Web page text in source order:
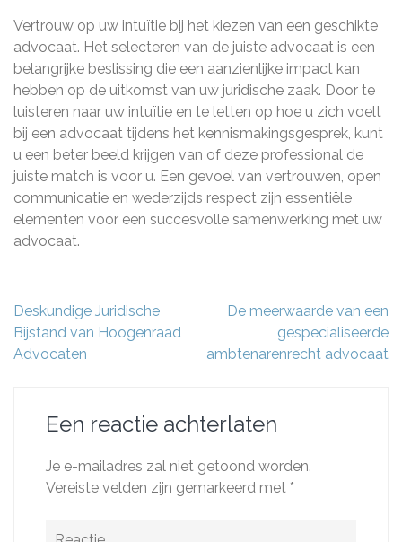
Vertrouw op uw intuïtie bij het kiezen van een geschikte
advocaat. Het selecteren van de juiste advocaat is een
belangrijke beslissing die een aanzienlijke impact kan
hebben op de uitkomst van uw juridische zaak. Door te
luisteren naar uw intuïtie en te letten op hoe u zich voelt
bij een advocaat tijdens het kennismakingsgesprek, kunt
u een beter beeld krijgen van of deze professional de
juiste match is voor u. Een gevoel van vertrouwen, open
communicatie en wederzijds respect zijn essentiële
elementen voor een succesvolle samenwerking met uw
advocaat.
Berichtnavigatie
Deskundige Juridische
Bijstand van Hoogenraad
Advocaten
De meerwaarde van een
gespecialiseerde
ambtenarenrecht advocaat
Een reactie achterlaten
Je e-mailadres zal niet getoond worden.
Vereiste velden zijn gemarkeerd met *
Reactie